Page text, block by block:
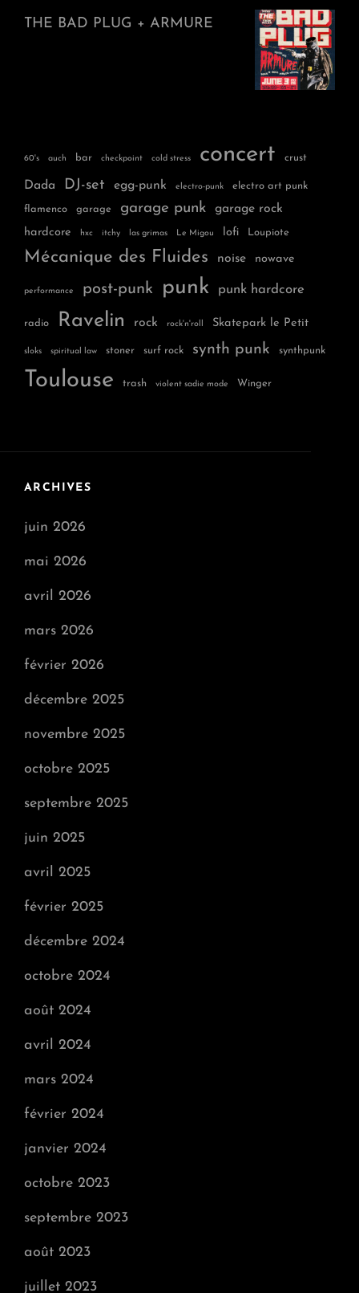
THE BAD PLUG + ARMURE
60's auch bar checkpoint cold stress concert crust
Dada DJ-set egg-punk electro-punk electro art punk
flamenco garage garage punk garage rock
hardcore hxc itchy las grimas Le Migou lofi Loupiote
Mécanique des Fluides noise nowave
performance post-punk punk punk hardcore
radio Ravelin rock rock'n'roll Skatepark le Petit
sloks spiritual law stoner surf rock synth punk synthpunk
Toulouse trash violent sadie mode Winger
ARCHIVES
juin 2026
mai 2026
avril 2026
mars 2026
février 2026
décembre 2025
novembre 2025
octobre 2025
septembre 2025
juin 2025
avril 2025
février 2025
décembre 2024
octobre 2024
août 2024
avril 2024
mars 2024
février 2024
janvier 2024
octobre 2023
septembre 2023
août 2023
juillet 2023